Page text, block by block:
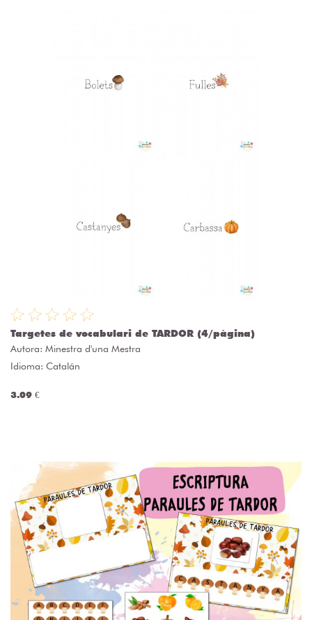
Targetes de vocabulari de TARDOR (4/pàgina)
Autora: Minestra d'una Mestra
Idioma: Catalán
3.09 €